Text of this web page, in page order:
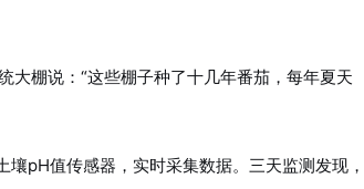
大棚说：“这些棚子种了十几年番茄，每年夏天
pH值传感器，实时采集数据。三天监测发现，